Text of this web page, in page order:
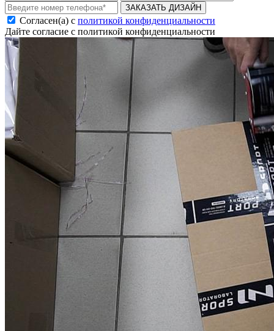
ЗАКАЗАТЬ ДИЗАЙН
Согласен(а) с политикой конфиденциальности
Дайте согласие с политикой конфиденциальности